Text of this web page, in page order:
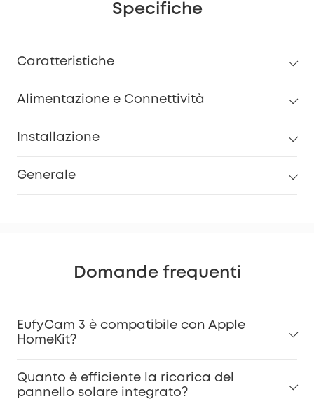
Specifiche
Caratteristiche
Alimentazione e Connettività
Installazione
Generale
Domande frequenti
EufyCam 3 è compatibile con Apple
HomeKit?
Quanto è efficiente la ricarica del
pannello solare integrato?